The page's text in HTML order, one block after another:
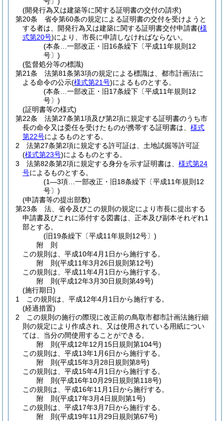
(開発行為又は建築等に関する証明書の交付の請求)
第20条
省令第60条の規定による証明書の交付を受けようと
する者は、開発行為又は建築に関する証明書交付申請書(様
式第20号)により、市長に申請しなければならない。
(本条…一部改正・旧16条繰下〔平成11年規則12
号〕)
(監督処分等の標識)
第21条
法第81条第3項の規定による標識は、都市計画法に
よる命令の公示(様式第21号)によるものとする。
(本条…一部改正・旧17条繰下〔平成11年規則12
号〕)
(証明書等の様式)
第22条
法第27条第1項及び第2項に規定する証明書のうち市
長の命令又は委任を受けたものが携帯する証明書は、 様式
第22号によるものとする。
2
法第27条第2項に規定する許可証は、土地試掘等許可証
(様式第23号)によるものとする。
3
法第82条第2項に規定する身分を示す証明書は、 様式第24
号によるものとする。
(1―3項…一部改正・旧18条繰下〔平成11年規則12
号〕)
(申請書等の提出部数)
第23条
法、省令及びこの規則の規定により市長に提出する
申請書及びこれに添付する図書は、正本及び副本それぞれ1
部とする。
(旧19条繰下〔平成11年規則12号〕)
附 則
この規則は、平成10年4月1日から施行する。
附 則(平成11年3月26日規則第12号)
この規則は、平成11年4月1日から施行する。
附 則(平成12年3月30日規則第49号)
(施行期日)
1
この規則は、平成12年4月1日から施行する。
(経過措置)
2
この規則の施行の際現に改正前の鳥取市都市計画法施行細
則の規定により作成され、又は使用されている用紙につい
ては、当分の間使用することができる。
附 則(平成12年12月15日規則第104号)
この規則は、平成13年1月6日から施行する。
附 則(平成15年3月28日規則第8号)
この規則は、平成15年4月1日から施行する。
附 則(平成16年10月29日規則第118号)
この規則は、平成16年11月1日から施行する。
附 則(平成17年3月4日規則第1号)
この規則は、平成17年3月7日から施行する。
附 則(平成19年11月29日規則第67号)